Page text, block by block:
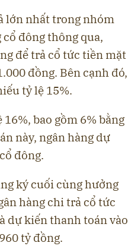
lớn nhất trong nhóm
đông thông qua,
để trả cổ tức tiền mặt
đồng. Bên cạnh đó,
tỷ lệ 15%.
bao gồm 6% bằng
này, ngân hàng dự
đông.
ký cuối cùng hưởng
hàng chi trả cổ tức
dự kiến thanh toán vào
tỷ đồng.